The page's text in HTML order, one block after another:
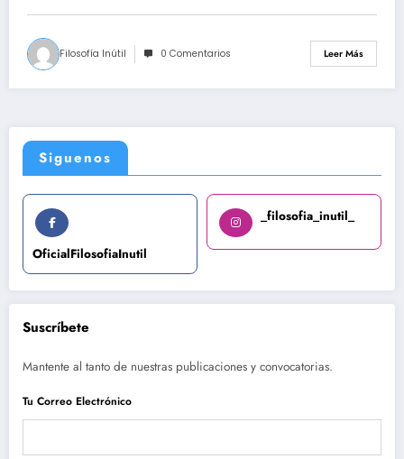
Filosofía Inútil 0 Comentarios Leer Más
Siguenos
OficialFilosofiaInutil
_filosofia_inutil_
Suscríbete
Mantente al tanto de nuestras publicaciones y convocatorias.
Tu Correo Electrónico